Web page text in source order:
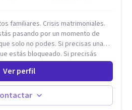
familiares. Crisis matrimoniales.
pasando por un momento de
solo no podes. Si precisas una
estás bloqueado. Si precisás
definir proyectos, objetivos,
que lo que te pasa no es tan
Si estás en adicciones y tu
te está pasando. No dudes
a resolver la situación que
Ver perfil